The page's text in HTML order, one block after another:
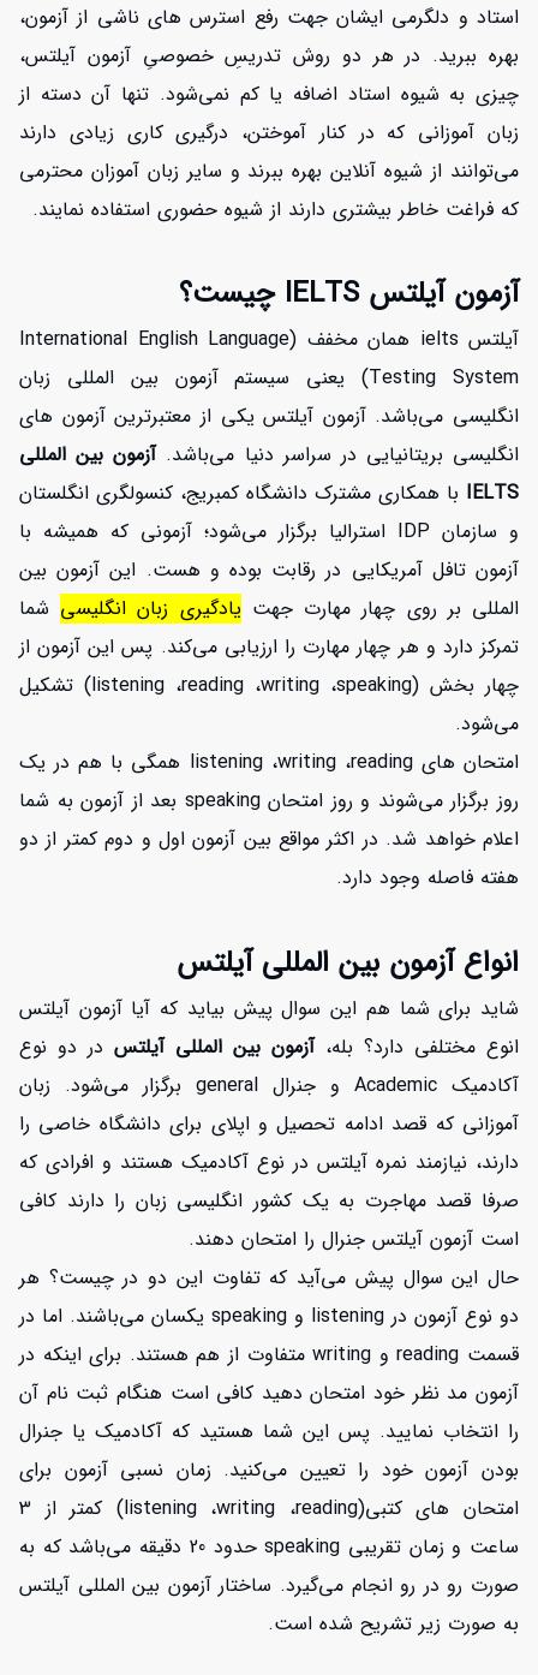
استاد و دلگرمی ایشان جهت رفع استرس های ناشی از آزمون،
بهره ببرید. در هر دو روش تدریسِ خصوصیِ آزمون آیلتس،
چیزی به شیوه استاد اضافه یا کم نمی‌شود. تنها آن دسته از
زبان آموزانی که در کنار آموختن، درگیری کاری زیادی دارند
می‌توانند از شیوه آنلاین بهره ببرند و سایر زبان آموزان محترمی
که فراغت خاطر بیشتری دارند از شیوه حضوری استفاده نمایند.
آزمون آیلتس IELTS چیست؟
آیلتس ielts همان مخفف (International English Language
Testing System) یعنی سیستم آزمون بین المللی زبان
انگلیسی می‌باشد. آزمون آیلتس یکی از معتبرترین آزمون های
انگلیسی بریتانیایی در سراسر دنیا می‌باشد.آزمون بین المللی
IELTS با همکاری مشترک دانشگاه کمبریج، کنسولگری انگلستان
و سازمان IDP استرالیا برگزار می‌شود؛ آزمونی که همیشه با
آزمون تافل آمریکایی در رقابت بوده و هست. این آزمون بین
المللی بر روی چهار مهارت جهت یادگیری زبان انگلیسی شما
تمرکز دارد و هر چهار مهارت را ارزیابی می‌کند. پس این آزمون از
چهار بخش (listening ،reading ،writing ،speaking) تشکیل
می‌شود.
امتحان های listening ،writing ،reading همگی با هم در یک
روز برگزار می‌شوند و روز امتحان speaking بعد از آزمون به شما
اعلام خواهد شد. در اکثر مواقع بین آزمون اول و دوم کمتر از دو
هفته فاصله وجود دارد.
انواع آزمون بین المللی آیلتس
شاید برای شما هم این سوال پیش بیاید که آیا آزمون آیلتس
انوع مختلفی دارد؟ بله،آزمون بین المللی آیلتس در دو نوع
آکادمیک Academic و جنرال general برگزار می‌شود. زبان
آموزانی که قصد ادامه تحصیل و اپلای برای دانشگاه خاصی را
دارند، نیازمند نمره آیلتس در نوع آکادمیک هستند و افرادی که
صرفا قصد مهاجرت به یک کشور انگلیسی زبان را دارند کافی
است آزمون آیلتس جنرال را امتحان دهند.
حال این سوال پیش می‌آید که تفاوت این دو در چیست؟ هر
دو نوع آزمون در listening و speaking یکسان می‌باشند. اما در
قسمت reading و writing متفاوت از هم هستند. برای اینکه در
آزمون مد نظر خود امتحان دهید کافی است هنگام ثبت نام آن
را انتخاب نمایید. پس این شما هستید که آکادمیک یا جنرال
بودن آزمون خود را تعیین می‌کنید. زمان نسبی آزمون برای
امتحان های کتبی(listening ،writing ،reading) کمتر از 3
ساعت و زمان تقریبی speaking حدود 20 دقیقه می‌باشد که به
صورت رو در رو انجام می‌گیرد. ساختار آزمون بین المللی آیلتس
به صورت زیر تشریح شده است.